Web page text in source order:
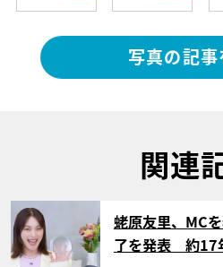
写真の記
関連
サムネイル
蛯原友里、MC
了を発表 約17